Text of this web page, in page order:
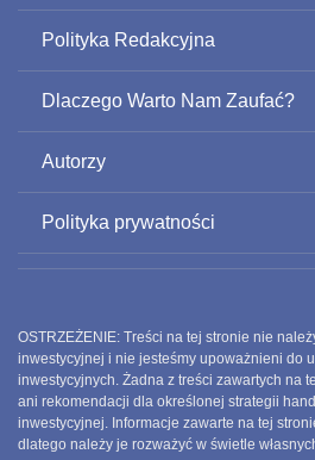
Polityka Redakcyjna
Dlaczego Warto Nam Zaufać?
Autorzy
Polityka prywatności
OSTRZEŻENIE: Treści na tej stronie nie
inwestycyjnej i nie jesteśmy upoważnieni do
inwestycyjnych. Żadna z treści zawartych na
ani rekomendacji dla określonej strategii
inwestycyjnej. Informacje zawarte na tej
dlatego należy je rozważyć w świetle